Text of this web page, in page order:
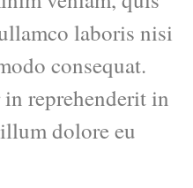
laboris nisi
consequat.
reprehenderit in
dolore eu